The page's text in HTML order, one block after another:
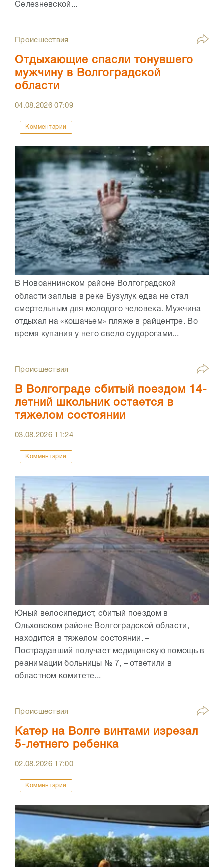
Селезневской...
Происшествия
Отдыхающие спасли тонувшего
мужчину в Волгоградской
области
04.08.202607:09
Комментарии
В Новоаннинском районе Волгоградской
области заплыв в реке Бузулук едва не стал
смертельным для молодого человека. Мужчина
отдыхал на «кошачьем» пляже в райцентре. Во
время купания у него свело судорогами...
Происшествия
В Волгограде сбитый поездом 14-
летний школьник остается в
тяжелом состоянии
03.08.2026 11:24
Комментарии
Юный велосипедист, сбитый поездом в
Ольховском районе Волгоградской области,
находится в тяжелом состоянии. –
Пострадавший получает медицинскую помощь в
реанимации больницы № 7, – ответили в
областном комитете...
Происшествия
Катер на Волге винтами изрезал
5-летнего ребенка
02.08.2026 17:00
Комментарии